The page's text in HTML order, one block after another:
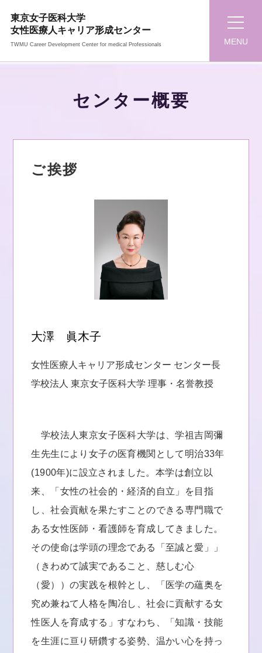
東京女子医科大学
女性医療人キャリア形成センター
TWMU Career Development Center for medical Professionals MENU
センター概要
ご挨拶
大澤 眞木子
女性医療人キャリア形成センター センター長
学校法人 東京女子医科大学 理事・名誉教授
学校法人東京女子医科大学は、学祖吉岡彌
生先生により女子の医育機関として明治33年
(1900年)に設立されました。本学は創立以
来、「女性の社会的・経済的自立」を目指
し、社会貢献を果たすことのできる専門職で
ある女性医師・看護師を育成してきました。
その使命は学頭の理念である「至誠と愛」」
（きわめて誠実であること、慈しむ心
（愛））の実践を根幹とし、「医学の蘊奥を
究め兼ねて人格を陶冶し、社会に貢献する女
性医人を育成する」すなわち、「知識・技能
を生涯に亘り研鑽する姿勢、温かい心を持っ